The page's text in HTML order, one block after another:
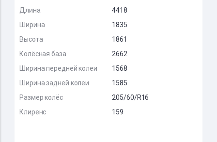
Длина
4418
Ширина
1835
Высота
1861
Колёсная база
2662
Ширина передней колеи
1568
Ширина задней колеи
1585
Размер колёс
205/60/R16
Клиренс
159